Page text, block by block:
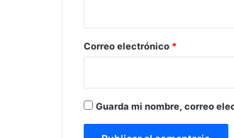
*
Correo electrónico *
Guarda mi nombre, correo